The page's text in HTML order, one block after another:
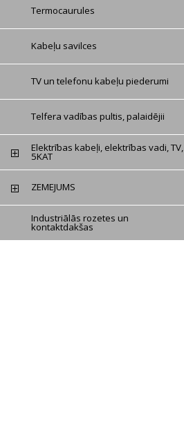
Termocaurules
Kabeļu savilces
TV un telefonu kabeļu piederumi
Telfera vadības pultis, palaidējii
Elektrības kabeļi, elektrības vadi, TV,
5KAT
ZEMEJUMS
Industriālās rozetes un
kontaktdakšas